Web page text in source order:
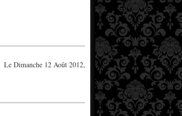
Le Dimanche 12 Août 2012,